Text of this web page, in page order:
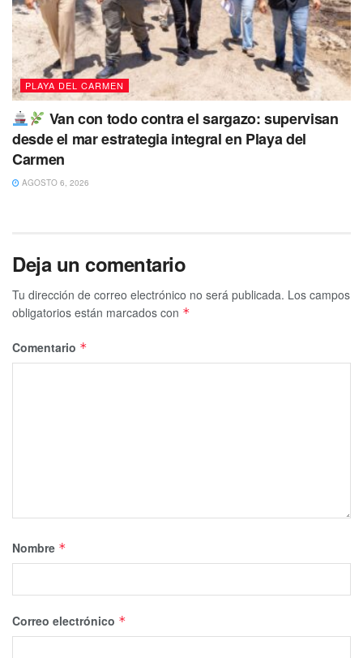
PLAYA DEL CARMEN
Van con todo contra el sargazo: supervisan
desde el mar estrategia integral en Playa del
Carmen
AGOSTO 6, 2026
Deja un comentario
Tu dirección de correo electrónico no será publicada. Los campos
obligatorios están marcados con *
Comentario *
Nombre *
Correo electrónico *